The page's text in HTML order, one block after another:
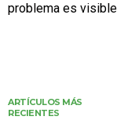
problema es
ARTÍCULOS MÁS
RECIENTES